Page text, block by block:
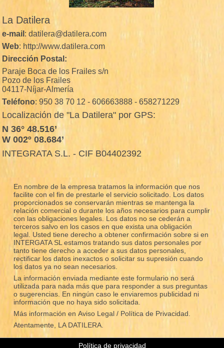
La Datilera
e-mail : datilera@datilera.com
Web: http://www.datilera.com
Dirección Postal:
Paraje Boca de los Frailes s/n
Pozo de los Frailes
04117-Níjar-Almería
Teléfono: 950 38 70 12 - 606663888 - 658271229
Localización de "La Datilera" por GPS:
N 36° 48.516’
W 002º 08.684’
INTEGRATA S.L. - CIF B04402392
En nombre de la empresa tratamos la información que nos
facilite con el fin de prestarle el servicio solicitado. Los datos
proporcionados se conservarán mientras se mantenga la
relación comercial o durante los años necesarios para cumplir
con las obligaciones legales. Los datos no se cederán a
terceros salvo en los casos en que exista una obligación
legal. Usted tiene derecho a obtener confirmación sobre si en
INTERGATA SL estamos tratando sus datos personales por
tanto tiene derecho a acceder a sus datos personales,
rectificar los datos inexactos o solicitar su supresión cuando
los datos ya no sean necesarios.
La información enviada mediante este formulario no será
utilizada para nada más que para responder a sus preguntas
o sugerencias. En ningún caso le enviaremos publicidad ni
información que no haya sido solicitada.
Más información en Aviso Legal / Política de Privacidad.
Atentamente, LA DATILERA.
Política de privacidad